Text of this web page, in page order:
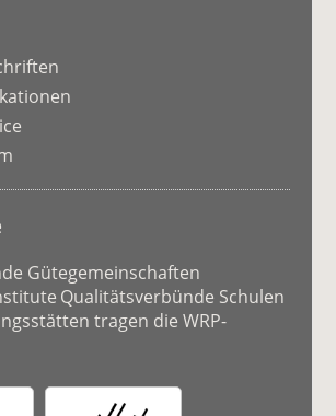
Gütegemeinschaften
Qualitätsverbünde Schulen
tragen die WRP-